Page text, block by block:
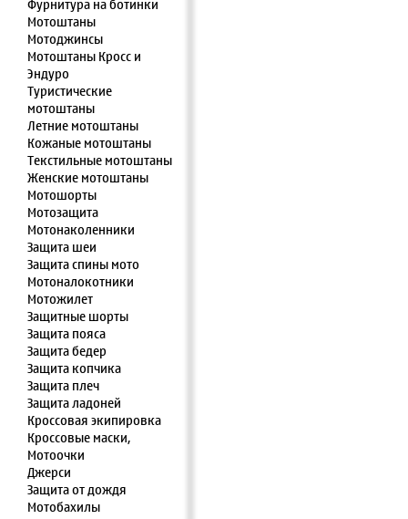
Фурнитура на ботинки
Мотоштаны
Мотоджинсы
Мотоштаны Кросс и
Эндуро
Туристические
мотоштаны
Летние мотоштаны
Кожаные мотоштаны
Текстильные мотоштаны
Женские мотоштаны
Мотошорты
Мотозащита
Мотонаколенники
Защита шеи
Защита спины мото
Мотоналокотники
Мотожилет
Защитные шорты
Защита пояса
Защита бедер
Защита копчика
Защита плеч
Защита ладоней
Кроссовая экипировка
Кроссовые маски,
Мотоочки
Джерси
Защита от дождя
Мотобахилы